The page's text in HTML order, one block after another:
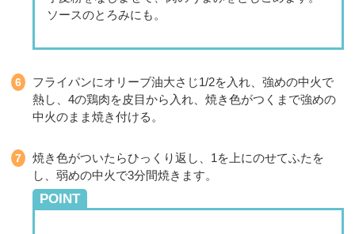
ソースのとろみにも。
フライパンにオリーブ油大さじ1/2を入れ、強めの中火で
熱し、4の鶏肉を皮目から入れ、焼き色がつくまで強めの
中火のまま焼き付ける。
焼き色がついたらひっくり返し、1を上にのせてふたを
し、弱めの中火で3分間焼きます。
POINT